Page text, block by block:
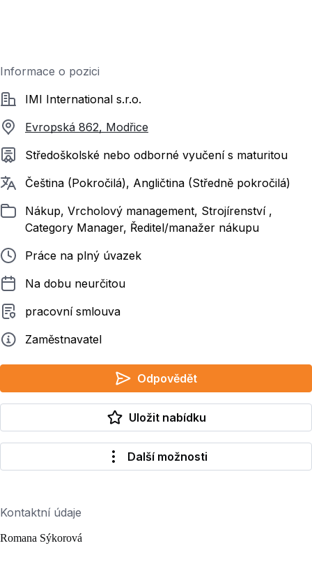
Informace o pozici
SpolečnostIMI International s.r.o.
Evropská 862, Modřice
Požadované vzdělání
Středoškolské nebo odborné vyučení s maturitou
Požadované jazyky
Čeština (Pokročilá), Angličtina (Středně pokročilá)
ZařazenoNákup, Vrcholový management, Strojírenství ,
Category Manager, Ředitel/manažer nákupu
Typ pracovního poměru
Práce na plný úvazek
Délka pracovního poměru
Na dobu neurčitou
Typ smluvního vztahu
pracovní smlouva
ZadavatelZaměstnavatel
Odpovědět
Uložit nabídku
Další možnosti
Kontaktní údaje
Romana Sýkorová